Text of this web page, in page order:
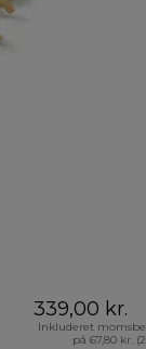
339,00 kr.
Inkluderet
på 67,80 kr.